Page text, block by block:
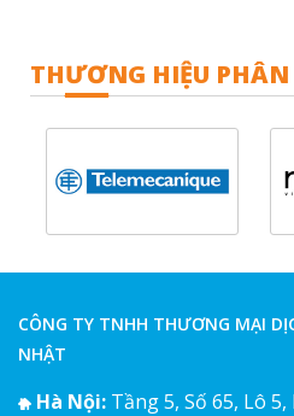
THƯƠNG HIỆU
CÔNG TY TNHH THƯƠNG MẠI
NHẬT
Hà Nội: Tầng 5, Số 65, Lô